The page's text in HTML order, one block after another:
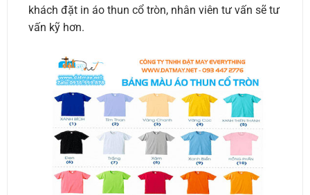
khách đặt in áo thun cổ tròn, nhân viên tư vấn sẽ tư
vấn kỹ hơn.